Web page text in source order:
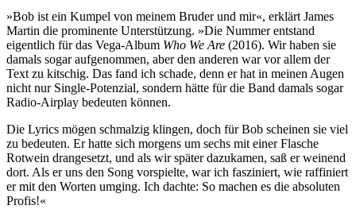
»Bob ist ein Kumpel von meinem Bruder und mir«, erklärt James
Martin die prominente Unterstützung. »Die Nummer entstand
eigentlich für das Vega-Album Who We Are (2016). Wir haben sie
damals sogar aufgenommen, aber den anderen war vor allem der
Text zu kitschig. Das fand ich schade, denn er hat in meinen Augen
nicht nur Single-Potenzial, sondern hätte für die Band damals sogar
Radio-Airplay bedeuten können.
Die Lyrics mögen schmalzig klingen, doch für Bob scheinen sie viel
zu bedeuten. Er hatte sich morgens um sechs mit einer Flasche
Rotwein drangesetzt, und als wir später dazukamen, saß er weinend
dort. Als er uns den Song vorspielte, war ich fasziniert, wie raffiniert
er mit den Worten umging. Ich dachte: So machen es die absoluten
Profis!«